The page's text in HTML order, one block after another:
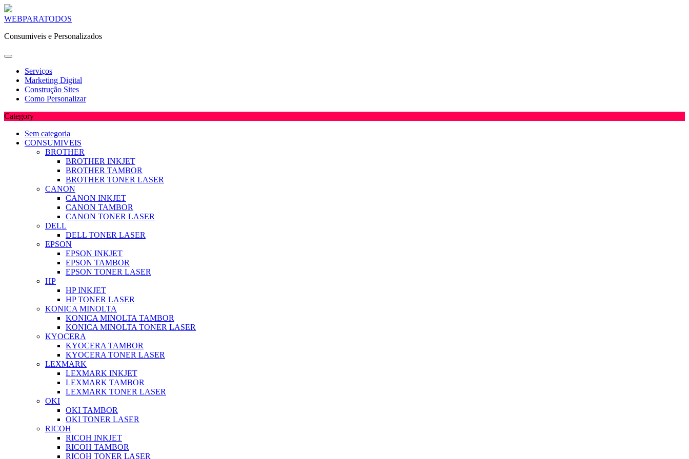
Skip
content
WEBPARATODOS
Consumiveis e Personalizados
Serviços
Marketing Digital
Construção Sites
Como Personalizar
Category
Sem categoria
CONSUMIVEIS
BROTHER
BROTHER INKJET
BROTHER TAMBOR
BROTHER TONER LASER
CANON
CANON INKJET
CANON TAMBOR
CANON TONER LASER
DELL
DELL TONER LASER
EPSON
EPSON INKJET
EPSON TAMBOR
EPSON TONER LASER
HP
HP INKJET
HP TONER LASER
KONICA MINOLTA
KONICA MINOLTA TAMBOR
KONICA MINOLTA TONER LASER
KYOCERA
KYOCERA TAMBOR
KYOCERA TONER LASER
LEXMARK
LEXMARK INKJET
LEXMARK TAMBOR
LEXMARK TONER LASER
OKI
OKI TAMBOR
OKI TONER LASER
RICOH
RICOH INKJET
RICOH TAMBOR
RICOH TONER LASER